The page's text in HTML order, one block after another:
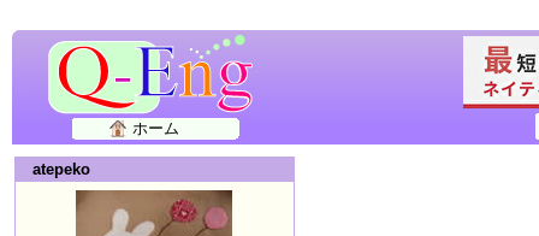
ホーム
atepeko